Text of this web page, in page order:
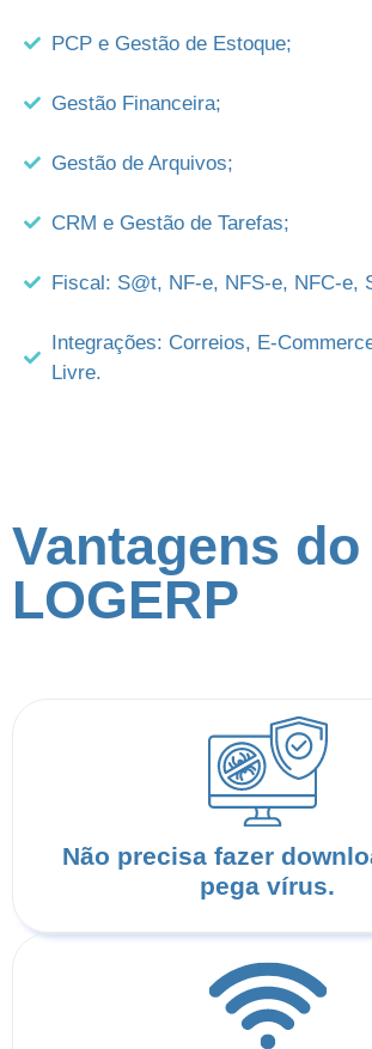
PCP e Gestão de Estoque;
Gestão Financeira;
Gestão de Arquivos;
CRM e Gestão de Tarefas;
Fiscal: S@t, NF-e, NFS-e, NFC-e,
Integrações: Correios, E-
Livre.
Vantagens do
LOGERP
Não precisa fazer
pega vírus.